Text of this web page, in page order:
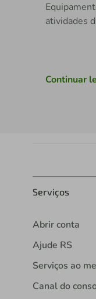
atividades
Continuar
Serviços
Abrir conta
Ajude RS
Serviços ao
Canal do